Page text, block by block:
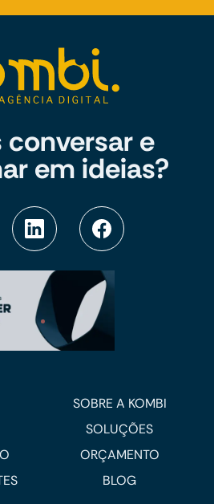
conversar e
em ideias?
SOBRE A KOMBI
SOLUÇÕES
ORÇAMENTO
BLOG